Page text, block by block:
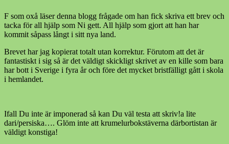
F som oxå läser denna blogg frågade om han fick skriva ett brev och
tacka för all hjälp som Ni gett. All hjälp som gjort att han har
kommit såpass långt i sitt nya land.
Brevet har jag kopierat totalt utan korrektur. Förutom att det är
fantastiskt i sig så är det väldigt skickligt skrivet av en kille som bara
har bott i Sverige i fyra år och före det mycket bristfälligt gått i skola
i hemlandet.
Ifall Du inte är imponerad så kan Du väl testa att skriv!a lite
dari/persiska…. Glöm inte att krumelurbokstäverna därbortistan är
väldigt konstiga!